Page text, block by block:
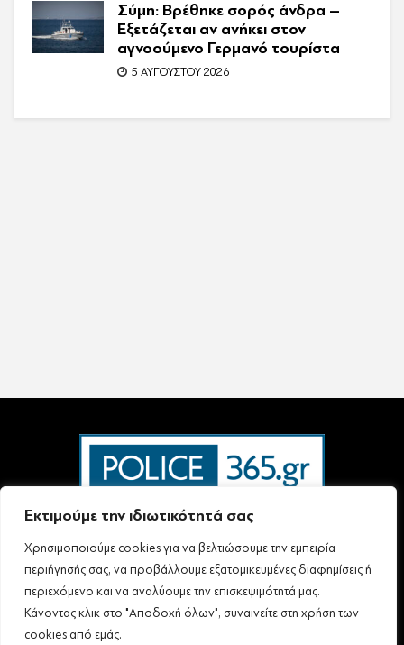
Εκτιμούμε την ιδιωτικότητά σας
Χρησιμοποιούμε cookies για να βελτιώσουμε την εμπειρία
περιήγησής σας, να προβάλλουμε εξατομικευμένες διαφημίσεις ή
περιεχόμενο και να αναλύουμε την επισκεψιμότητά μας.
Κάνοντας κλικ στο "Αποδοχή όλων", συναινείτε στη χρήση των
cookies από εμάς.
Σύμη: Βρέθηκε σορός άνδρα –
Εξετάζεται αν ανήκει στον
αγνοούμενο Γερμανό τουρίστα
5 ΑΥΓΟΎΣΤΟΥ 2026
Ταυτότητα – Επικοινωνία
Όροι Χρήσης
Πολιτική Απορρήτου & Προστασίας Προσωπικών Δεδομένων
Δήλωση συμμόρφωσης με τη σύσταση (ΕΕ) 2018/334 L63
Follow Us